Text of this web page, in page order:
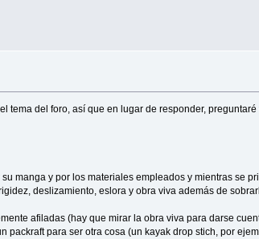
tema del foro, así que en lugar de responder, preguntaré
manga y por los materiales empleados y mientras se
deslizamiento, eslora y obra viva además de
afiladas (hay que mirar la obra viva para darse
para ser otra cosa (un kayak drop stich, por